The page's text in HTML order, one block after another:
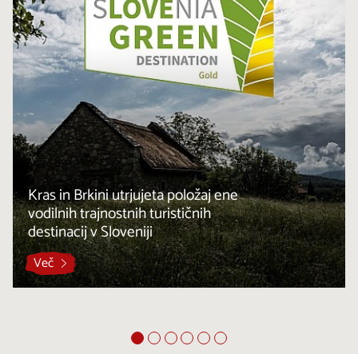
Kras in Brkini utrjujeta položaj ene
vodilnih trajnostnih turističnih
destinacij v Sloveniji
Več